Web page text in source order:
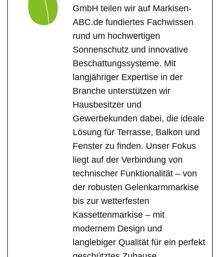
GmbH teilen wir auf Markisen-
ABC.de fundiertes Fachwissen
rund um hochwertigen
Sonnenschutz und innovative
Beschattungssysteme. Mit
langjähriger Expertise in der
Branche unterstützen wir
Hausbesitzer und
Gewerbekunden dabei, die ideale
Lösung für Terrasse, Balkon und
Fenster zu finden. Unser Fokus
liegt auf der Verbindung von
technischer Funktionalität – von
der robusten Gelenkarmmarkise
bis zur wetterfesten
Kassettenmarkise – mit
modernem Design und
langlebiger Qualität für ein perfekt